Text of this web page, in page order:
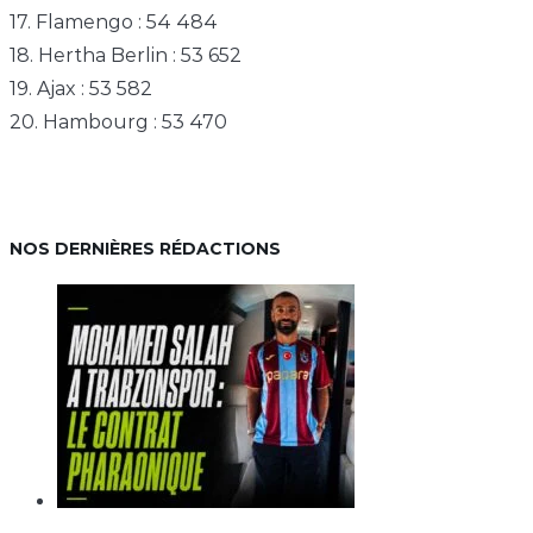
17. Flamengo : 54 484
18. Hertha Berlin : 53 652
19. Ajax : 53 582
20. Hambourg : 53 470
NOS DERNIÈRES RÉDACTIONS